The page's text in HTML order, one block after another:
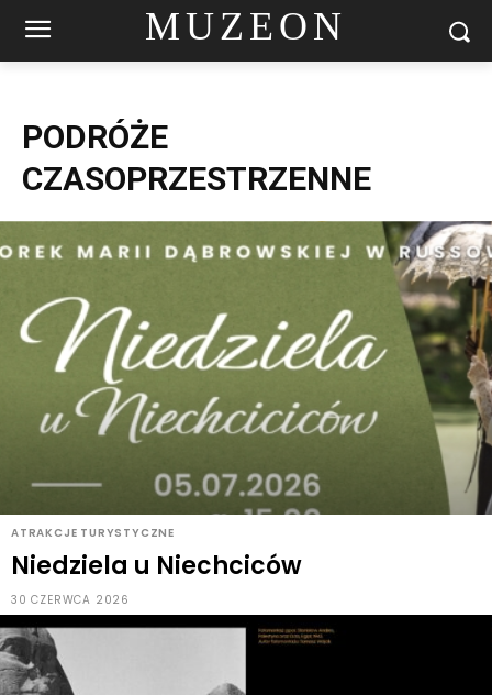
MUZEON
PODRÓŻE
CZASOPRZESTRZENNE
ATRAKCJE TURYSTYCZNE
Niedziela u Niechciców
30 CZERWCA 2026